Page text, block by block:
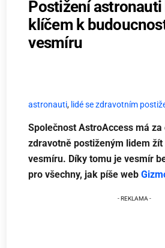
Postižení astronauti
klíčem k
vesmíru
astronauti, lidé se zdravotním
Společnost AstroAccess má
zdravotně postiženým lidem
vesmíru. Díky tomu je vesmír
pro všechny, jak píše web